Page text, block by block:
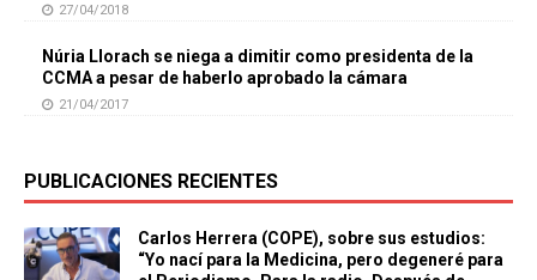
27/04/2018
Núria Llorach se niega a dimitir como presidenta de la
CCMA a pesar de haberlo aprobado la cámara
21/04/2017
PUBLICACIONES RECIENTES
Carlos Herrera (COPE), sobre sus estudios:
“Yo nací para la Medicina, pero degeneré para